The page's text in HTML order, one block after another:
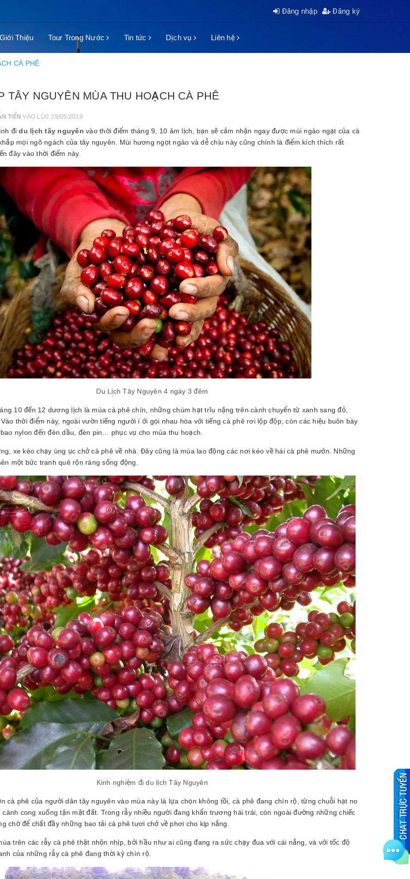
Đăng nhập Đăng ký
Giới Thiệu Tour Trong Nước Tin tức Dịch vụ Liên hệ
CÀ PHÊ
TÂY NGUYÊN MÙA THU HOẠCH CÀ PHÊ
TIẾN VÀO LÚC 28/05/2019
đidu lịch tây nguyên vào thời điểm tháng 9, 10 âm lịch, bạn sẽ cảm nhận ngay được mùi ngào ngạt của cà
mọi ngõ ngách của tây nguyên. Mùi hương ngọt ngào và dễ chịu này cũng chính là điểm kích thích rất
đây vào thời điểm này.
Du Lịch Tây Nguyên 4 ngày 3 đêm
10 đến 12 dương lịch là mùa cà phê chín, những chùm hạt trĩu nặng trên cành chuyển từ xanh sang đỏ,
thời điểm này, ngoài vườn tiếng người í ới gọi nhau hòa với tiếng cà phê rơi lộp độp, còn các hiệu buôn bày
nylon đến đèn dầu, đèn pin… phục vụ cho mùa thu hoạch.
xe kéo chạy ùng ục chở cà phê về nhà. Đây cũng là mùa lao động các nơi kéo về hái cà phê mướn. Những
một bức tranh quê rộn ràng sống động.
Kinh nghiệm đi du lịch Tây Nguyên
cà phê của người dân tây nguyên vào mùa này là lựa chọn không tồi, cà phê đang chín rộ, từng chuỗi hạt no
cong xuống tận mặt đất. Trong rẫy nhiều người đang khẩn trương hái trái, còn ngoài đường những chiếc
chờ để chất đầy những bao tải cà phê tươi chở về phơi cho kịp nắng.
trên các rẫy cà phê thật nhộn nhịp, bởi hầu như ai cũng đang ra sức chạy đua với cái nắng, và với tốc độ
của những rẫy cà phê đang thời kỳ chín rộ.